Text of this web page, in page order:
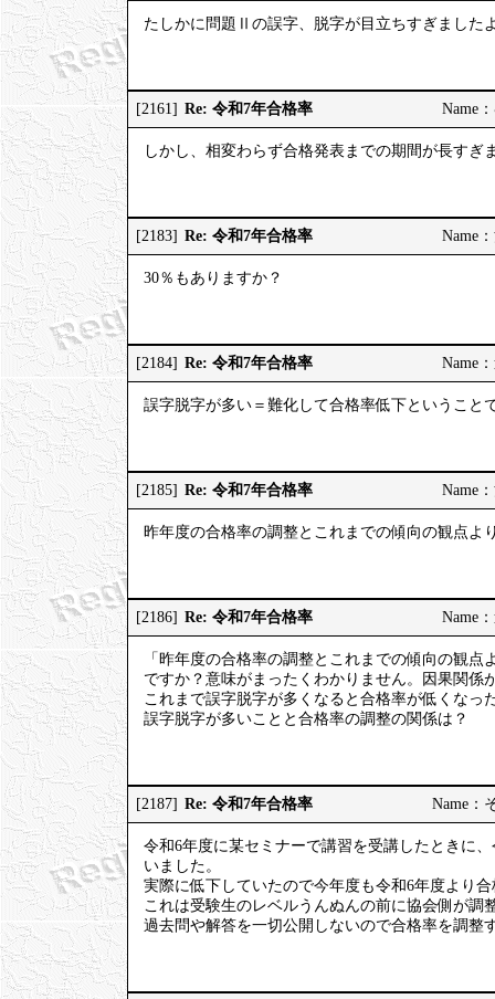
たしかに問題Ⅱの誤字、脱字が目立ちすぎました
[2161] Re: 令和7年合格率 Name
しかし、相変わらず合格発表までの期間が長すぎ
[2183] Re: 令和7年合格率 Name
30％もありますか？
[2184] Re: 令和7年合格率 Name
誤字脱字が多い＝難化して合格率低下ということ
[2185] Re: 令和7年合格率 Name
昨年度の合格率の調整とこれまでの傾向の観点よ
[2186] Re: 令和7年合格率 Name
「昨年度の合格率の調整とこれまでの傾向の観
ですか？意味がまったくわかりません。因果関係
これまで誤字脱字が多くなると合格率が低くなっ
誤字脱字が多いことと合格率の調整の関係は？
[2187] Re: 令和7年合格率 Name：
令和6年度に某セミナーで講習を受講したときに
いました。
実際に低下していたので今年度も令和6年度より
これは受験生のレベルうんぬんの前に協会側が調
過去問や解答を一切公開しないので合格率を調整